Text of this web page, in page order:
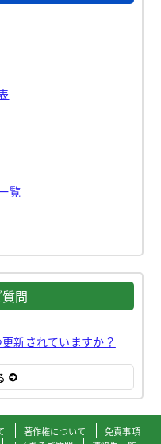
覧
問
新されていますか？
著作権について
免責事項